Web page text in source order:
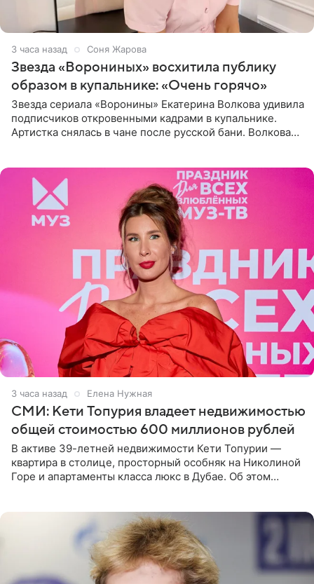
3 часа назад Соня Жарова
Звезда «Ворониных» восхитила публику
образом в купальнике: «Очень горячо»
Звезда сериала «Воронины» Екатерина Волкова удивила
подписчиков откровенными кадрами в купальнике.
Артистка снялась в чане после русской бани. Волкова
3 часа назад Елена Нужная
СМИ: Кети Топурия владеет недвижимостью
общей стоимостью 600 миллионов рублей
В активе 39-летней недвижимости Кети Топурии —
квартира в столице, просторный особняк на Николиной
Горе и апартаменты класса люкс в Дубае. Об этом